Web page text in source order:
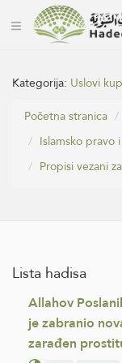
Kategorija: Uslovi
Početna stranica
Islamsko
Propisi vezani
Lista hadisa
Allahov
je zabranio
zarađen